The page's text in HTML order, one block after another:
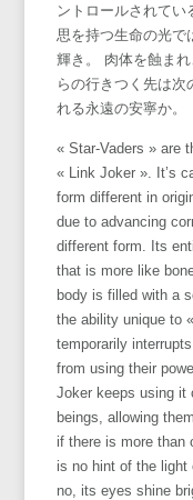
ントロールされて
思を持つ生命の光で
輝き。 肉体を蝕ま
らの行きつく先は
れる永遠の安寧か。
« Star-Vaders » are
« Link Joker ». It’s
form different in
due to advancing
different form. Its
that is more like
body is filled with a
the ability unique to
temporarily
from using their
Joker keeps using it
beings, allowing
if there is more than
is no hint of the light
no, its eyes shine